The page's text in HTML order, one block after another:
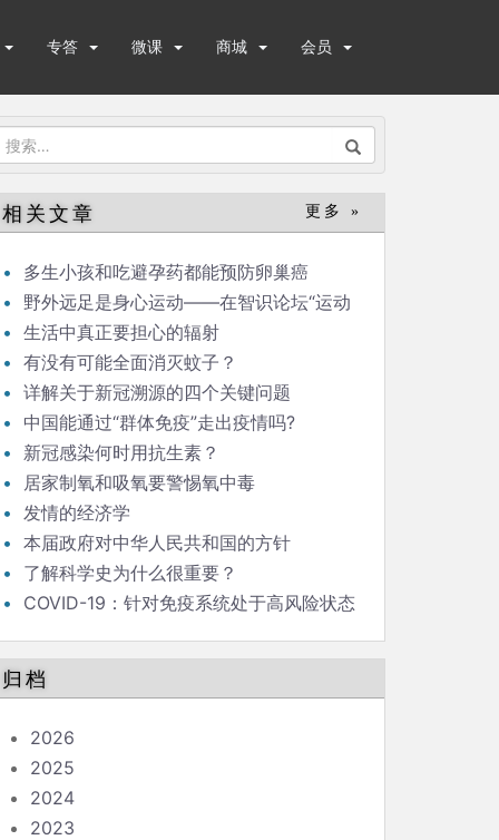
专答 微课 商城 会员
搜
：
相关文章 更多 »
多生小孩和吃避孕药都能预防卵巢癌
野外远足是身心运动——在智识论坛“运动
与健康”的发言
生活中真正要担心的辐射
有没有可能全面消灭蚊子？
详解关于新冠溯源的四个关键问题
中国能通过“群体免疫”走出疫情吗?
新冠感染何时用抗生素？
居家制氧和吸氧要警惕氧中毒
发情的经济学
本届政府对中华人民共和国的方针
了解科学史为什么很重要？
COVID-19：针对免疫系统处于高风险状态
归档
2026
2025
2024
2023